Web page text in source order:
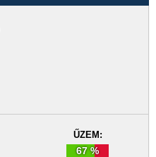
ŰZEM:
67 %